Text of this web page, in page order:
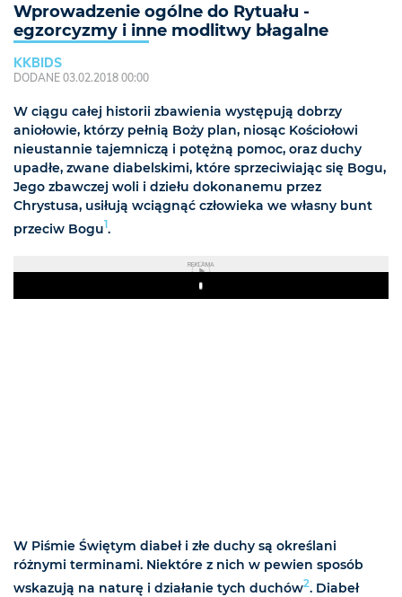
Wprowadzenie ogólne do Rytuału -
egzorcyzmy i inne modlitwy błagalne
KKBIDS
DODANE 03.02.2018 00:00
W ciągu całej historii zbawienia występują dobrzy
aniołowie, którzy pełnią Boży plan, niosąc Kościołowi
nieustannie tajemniczą i potężną pomoc, oraz duchy
upadłe, zwane diabelskimi, które sprzeciwiając się Bogu,
Jego zbawczej woli i dziełu dokonanemu przez
Chrystusa, usiłują wciągnąć człowieka we własny bunt
przeciw Bogu1.
REKLAMA
Play
W Piśmie Świętym diabeł i złe duchy są określani
różnymi terminami. Niektóre z nich w pewien sposób
wskazują na naturę i działanie tych duchów2. Diabeł